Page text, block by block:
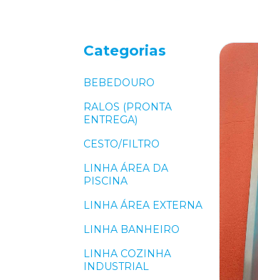
Categorias
BEBEDOURO
RALOS (PRONTA
ENTREGA)
CESTO/FILTRO
LINHA ÁREA DA
PISCINA
LINHA ÁREA EXTERNA
LINHA BANHEIRO
LINHA COZINHA
INDUSTRIAL